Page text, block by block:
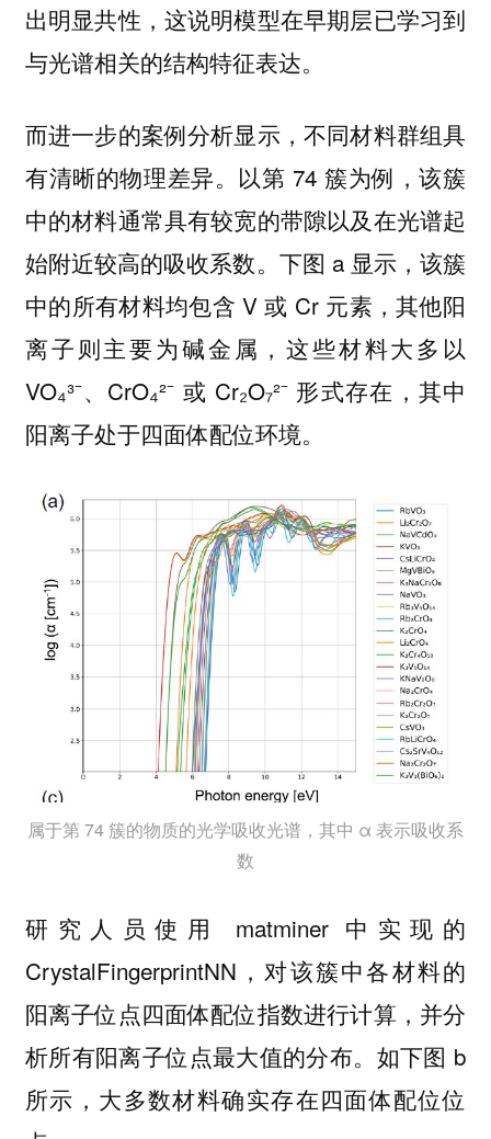
出明显共性，这说明模型在早期层已学习到
与光谱相关的结构特征表达。
而进一步的案例分析显示，不同材料群组具
有清晰的物理差异。以第 74 簇为例，该簇
中的材料通常具有较宽的带隙以及在光谱起
始附近较高的吸收系数。下图 a 显示，该簇
中的所有材料均包含 V 或 Cr 元素，其他阳
离子则主要为碱金属，这些材料大多以
VO₄³⁻、CrO₄²⁻ 或 Cr₂O₇²⁻ 形式存在，其中
阳离子处于四面体配位环境。
属于第 74 簇的物质的光学吸收光谱，其中 α 表示吸收系
数
研究人员使用 matminer 中实现的
CrystalFingerprintNN，对该簇中各材料的
阳离子位点四面体配位指数进行计算，并分
析所有阳离子位点最大值的分布。如下图 b
所示，大多数材料确实存在四面体配位位